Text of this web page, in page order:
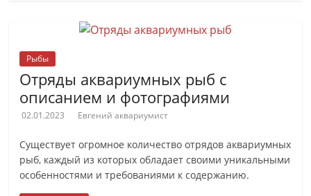
Рыбы
Отряды аквариумных рыб с
описанием и фотографиями
02.01.2023 Евгений аквариумист
Существует огромное количество отрядов аквариумных
рыб, каждый из которых обладает своими уникальными
особенностями и требованиями к содержанию.